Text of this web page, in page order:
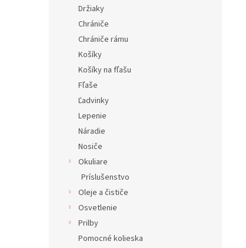
Držiaky
Chrániče
Chrániče rámu
Košíky
Košíky na fľašu
Fľaše
Ľadvinky
Lepenie
Náradie
Nosiče
Okuliare
Príslušenstvo
Oleje a čističe
Osvetlenie
Prilby
Pomocné kolieska